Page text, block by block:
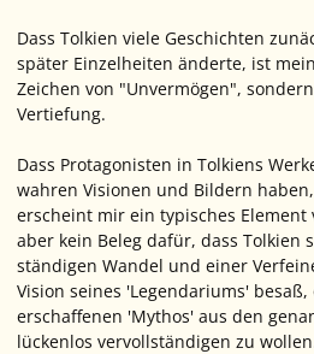
Dass Tolkien viele Geschichten
später Einzelheiten änderte, ist
Zeichen von "Unvermögen",
Vertiefung.
Dass Protagonisten in Tolkiens
wahren Visionen und Bildern
erscheint mir ein typisches Element
aber kein Beleg dafür, dass Tolkien
ständigen Wandel und einer
Vision seines 'Legendariums'
erschaffenen 'Mythos' aus den
lückenlos vervollständigen zu